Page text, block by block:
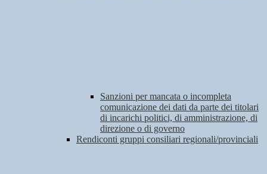
Sanzioni per mancata o incompleta
comunicazione dei dati da parte dei titolari
di incarichi politici, di amministrazione, di
direzione o di governo
Rendiconti gruppi consiliari regionali/provinciali